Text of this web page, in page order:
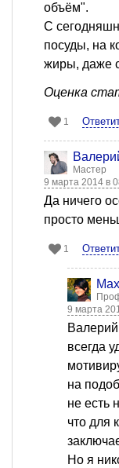
объём".
С
посуды, на
жиры, даже
Оценка
1
Мастер
9 марта 2014 в
Да ничего
просто
1
9 марта
всегда
на
не есть
что для
Но я